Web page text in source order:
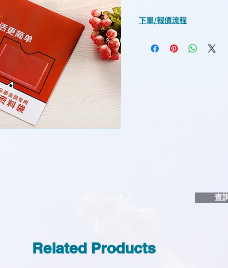
下單/報價流程
查詢或報價”
查
Related Products